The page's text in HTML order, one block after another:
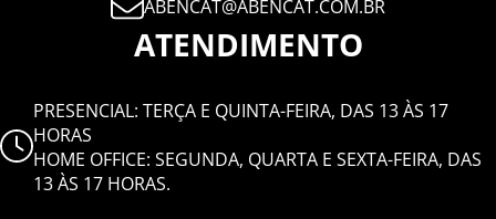
ABENCAT@ABENCAT.COM.BR
ATENDIMENTO
PRESENCIAL: TERÇA E QUINTA-FEIRA, DAS 13 ÀS 17
HORAS
HOME OFFICE: SEGUNDA, QUARTA E SEXTA-FEIRA, DAS
13 ÀS 17 HORAS.